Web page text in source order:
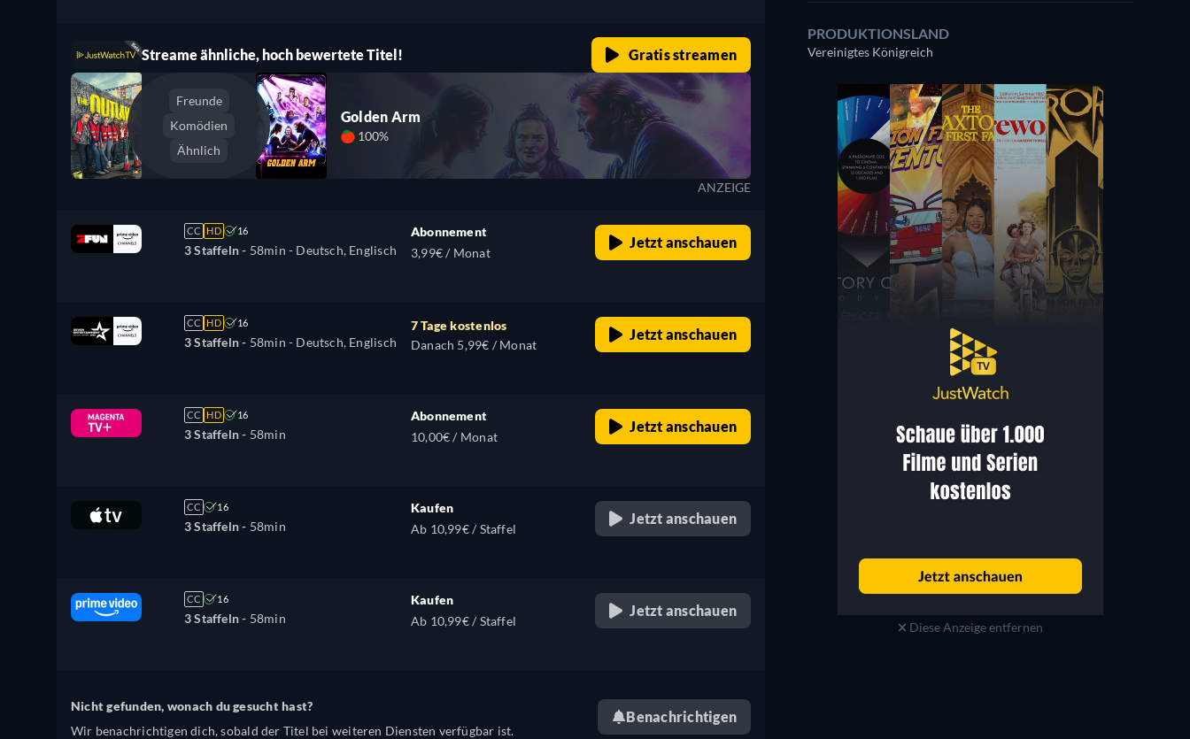
Streame ähnliche, hoch bewertete Titel! Gratis streamen
Freunde
Komödien
Ähnlich
Golden Arm
100%
ANZEIGE
CC HD 16
3 Staffeln - 58min - Deutsch, Englisch
Abonnement
3,99€ / Monat
Jetzt anschauen
CC HD 16
3 Staffeln - 58min - Deutsch, Englisch
7 Tage kostenlos
Danach 5,99€ / Monat
Jetzt anschauen
CC HD 16
3 Staffeln - 58min
Abonnement
10,00€ / Monat
Jetzt anschauen
CC 16
3 Staffeln - 58min
Kaufen
Ab 10,99€ / Staffel
Jetzt anschauen
CC 16
3 Staffeln - 58min
Kaufen
Ab 10,99€ / Staffel
Jetzt anschauen
Nicht gefunden, wonach du gesucht hast?
Wir benachrichtigen dich, sobald der Titel bei weiteren Diensten verfügbar ist.
Benachrichtigen
PRODUKTIONSLAND
Vereinigtes Königreich
Diese Anzeige entfernen